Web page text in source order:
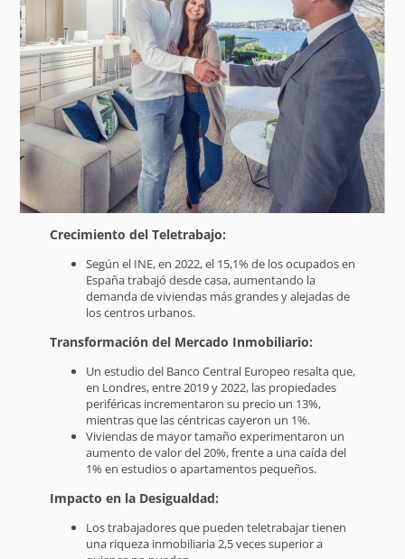
Crecimiento del Teletrabajo:
Según el INE, en 2022, el 15,1% de los ocupados en
España trabajó desde casa, aumentando la
demanda de viviendas más grandes y alejadas de
los centros urbanos.
Transformación del Mercado Inmobiliario:
Un estudio del Banco Central Europeo resalta que,
en Londres, entre 2019 y 2022, las propiedades
periféricas incrementaron su precio un 13%,
mientras que las céntricas cayeron un 1%.
Viviendas de mayor tamaño experimentaron un
aumento de valor del 20%, frente a una caída del
1% en estudios o apartamentos pequeños.
Impacto en la Desigualdad:
Los trabajadores que pueden teletrabajar tienen
una riqueza inmobiliaria 2,5 veces superior a